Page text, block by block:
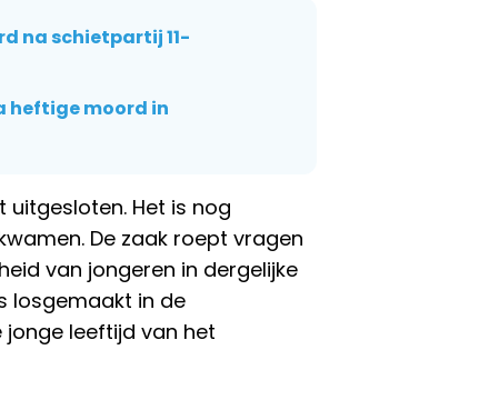
na schietpartij 11-
heftige moord in
Het is nog
De zaak roept vragen
van jongeren in dergelijke
losgemaakt in de
leeftijd van het